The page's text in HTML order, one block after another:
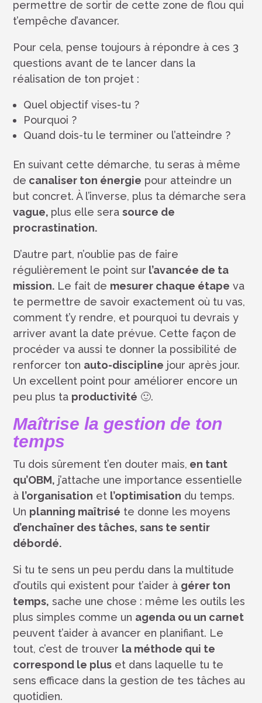
permettre de sortir de cette zone de flou qui
t’empêche d’avancer.
Pour cela, pense toujours à répondre à ces 3
questions avant de te lancer dans la
réalisation de ton projet :
Quel objectif vises-tu ?
Pourquoi ?
Quand dois-tu le terminer ou l’atteindre ?
En suivant cette démarche, tu seras à même
de canaliser ton énergie pour atteindre un
but concret. À l’inverse, plus ta démarche sera
vague, plus elle serasource de
procrastination.
D’autre part, n’oublie pas de faire
régulièrement le point sur l’avancée de ta
mission. Le fait de mesurer chaque étape va
te permettre de savoir exactement où tu vas,
comment t’y rendre, et pourquoi tu devrais y
arriver avant la date prévue. Cette façon de
procéder va aussi te donner la possibilité de
renforcer ton auto-discipline jour après jour.
Un excellent point pour améliorer encore un
peu plus ta productivité 🙂.
Maîtrise la gestion de ton
temps
Tu dois sûrement t’en douter mais, en tant
qu’OBM, j’attache une importance essentielle
à l’organisation et l’optimisation du temps.
Un planning maîtrisé te donne les moyens
d’enchaîner des tâches, sans te sentir
débordé.
Si tu te sens un peu perdu dans la multitude
d’outils qui existent pour t’aider à gérer ton
temps, sache une chose : même les outils les
plus simples comme un agenda ou un carnet
peuvent t’aider à avancer en planifiant. Le
tout, c’est de trouver la méthode qui te
correspond le plus et dans laquelle tu te
sens efficace dans la gestion de tes tâches au
quotidien.